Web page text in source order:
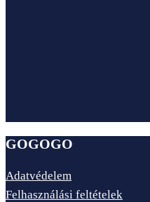
GOGOGO
Adatvédelem
Felhasználási feltételek